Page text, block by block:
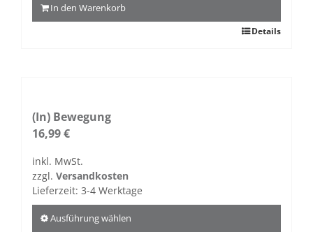
Produktseite
gewählt
In den Warenkorb
Details
(In) Bewegung
16,99€
inkl. MwSt.
zzgl. Versandkosten
Lieferzeit: 3-4 Werktage
Ausführung wählen